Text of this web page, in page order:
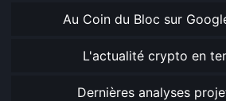
Au Coin du Bloc sur
L'actualité crypto en
Dernières analyses